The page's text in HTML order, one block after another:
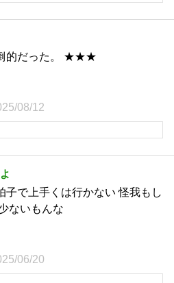
的だった。 ★★★
08/12
子で上手くは行かない 怪我もし
ないもんな
06/20